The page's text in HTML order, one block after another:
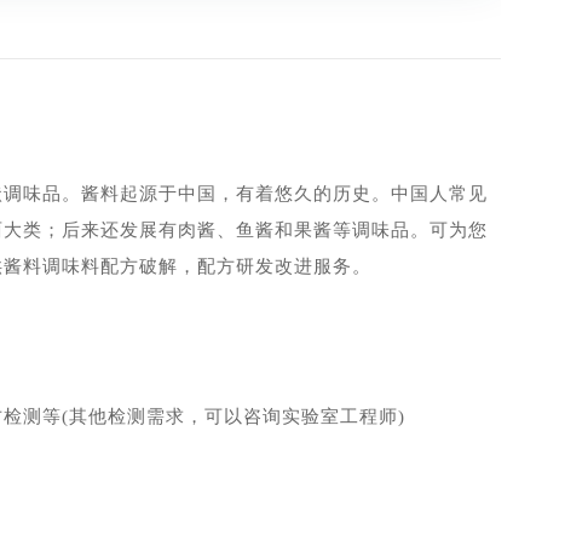
味品。酱料起源于中国，有着悠久的历史。中国人常见
类；后来还发展有肉酱、鱼酱和果酱等调味品。可为您
料调味料配方破解，配方研发改进服务。
测等(其他检测需求，可以咨询实验室工程师)